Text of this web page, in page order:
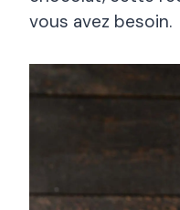
vous avez besoin.